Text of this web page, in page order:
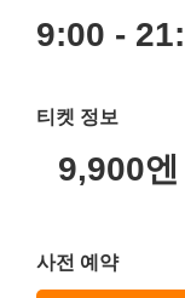
9:00 -
티켓 정보
9,900엔
사전 예약